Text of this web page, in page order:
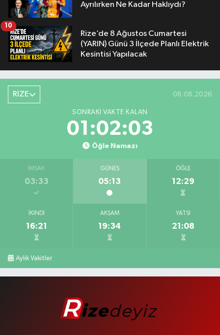
Ayrılırken Ne Kadar Haklıydı?
Rize’de 8 Ağustos Cumartesi
(YARIN) Günü 3 İlçede Planlı Elektrik
Kesintisi Yapılacak
10
RİZE 08.08.2026
SONRAKI VAKTE KALAN
01:02:03
Öğle Namazı
İMSAK
03:33
GÜNEŞ
05:13
ÖĞLE
12:29
İKINDI
16:21
AKŞAM
19:34
YATSI
21:08
Aylık Vakitler